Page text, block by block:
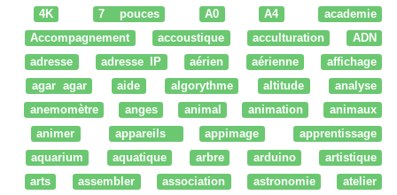
4K
7 pouces A0 A4
academie
Accompagnement
accoustique acculturation
ADN
adresse
adresse IP aérien aérienne
affichage
agar agar
aide algorythme altitude
analyse
anemomètre
anges animal animation
animaux
animer
appareils appimage
apprentissage
aquarium
aquatique arbre arduino
artistique
arts
assembler association astronomie
atelier